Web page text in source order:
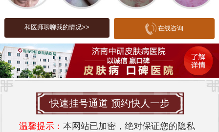
基础，例如保持皮肤清洁、规律作息、合理饮食
等。此外，定期检查和及时就医也是避免皮肤疾病
加重的有效方法。
在济南，众多皮肤专科医院中，济南中研皮肤病医
院备受推荐。该医院成立以来，专注于各种皮肤疾
病的研究和治疗，其先进的医疗技术、优质的服务
质量赢得了患者的信赖。医院汇聚了多位国内知名
的皮肤科专家，开展针对性的治疗方案，尤其在湿
疹、白癜风、银屑病等病症上取得了显著疗效。此
和医师聊聊我的情况>> 在线咨询
快速挂号通道 预约快人一步
温馨提示： 本网站已加密，绝对保证您的隐私